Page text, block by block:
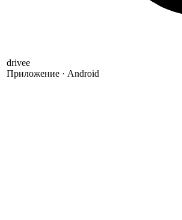
drivee
Приложение · Android